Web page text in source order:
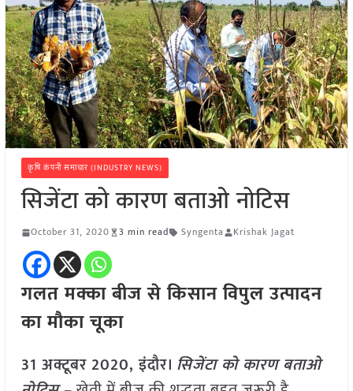
कृषि कंपनी समाचार (INDUSTRY NEWS)
सिजेंटा को कारण बताओ नोटिस
October 31, 2020 3 min read Syngenta Krishak Jagat
गलत मक्का बीज से किसान विपुल उत्पादन
का मौका चूका
31 अक्टूबर 2020, इंदौर। सिजेंटा को कारण बताओ